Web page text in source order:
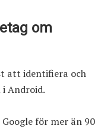
om
att identifiera och
Android.
för mer än 90